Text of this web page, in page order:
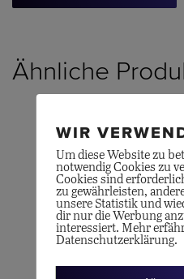
Ähnliche
POMELLATO
WIR
Um diese Website zu
notwendig Cookies zu
Cookies sind
zu gewährleisten,
unsere Statistik und
dir nur die Werbung
interessiert. Mehr
Datenschutzerklärung.